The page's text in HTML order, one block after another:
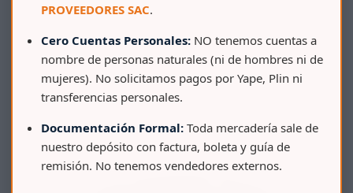
AZAFATE RECTANGULAR SUPER GIGANTE PP
PROVEEDORES SAC.
Cero Cuentas Personales: NO tenemos cuentas a
nombre de personas naturales (ni de hombres ni de
mujeres). No solicitamos pagos por Yape, Plin ni
transferencias personales.
Documentación Formal: Toda mercadería sale de
nuestro depósito con factura, boleta y guía de
remisión. No tenemos vendedores externos.